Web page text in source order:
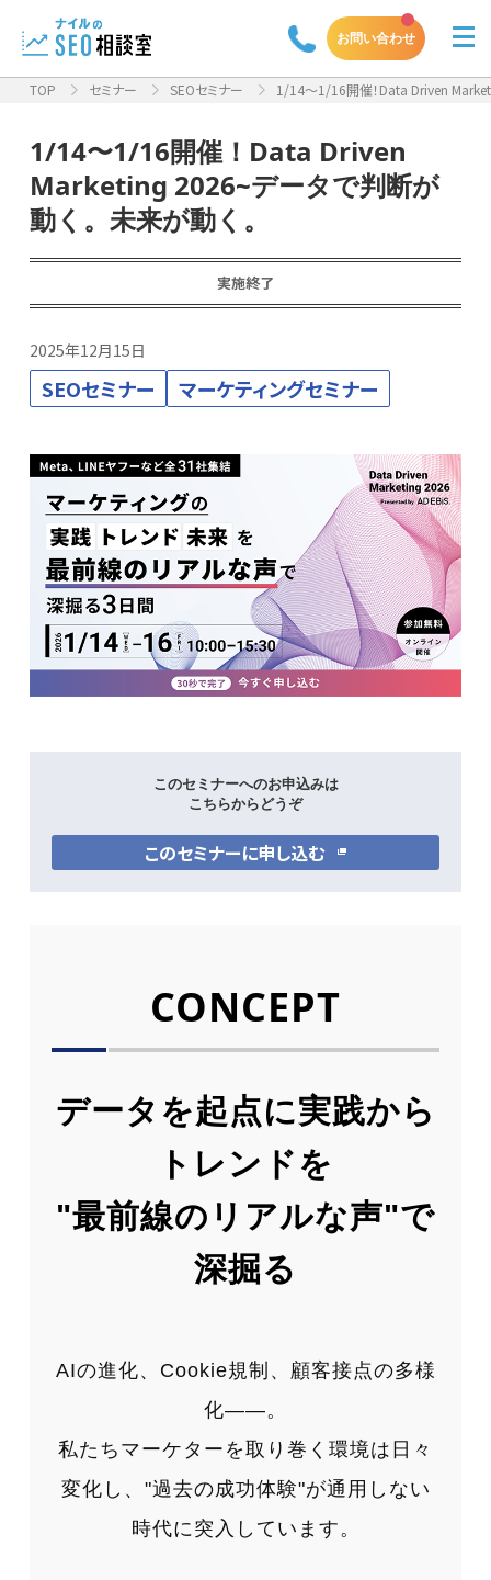
お問い合わせ
TOP セミナー SEOセミナー 1/14〜1/16開催！Data Driven
1/14〜1/16開催！Data Driven
Marketing 2026~データで判断が
動く。未来が動く。
実施終了
2025年12月15日
SEOセミナー マーケティングセミナー
このセミナーへのお申込みは
こちらからどうぞ
このセミナーに申し込む
CONCEPT
データを起点に実践から
トレンドを
"最前線のリアルな声"で
深掘る
AIの進化、Cookie規制、顧客接点の多様
化——。
私たちマーケターを取り巻く環境は日々
変化し、"過去の成功体験"が通用しない
時代に突入しています。